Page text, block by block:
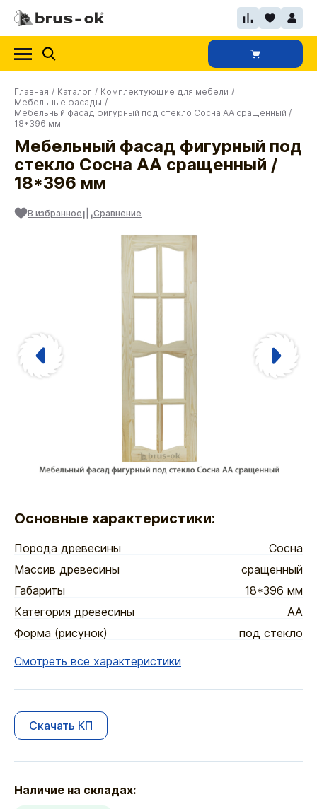
Главная / Каталог / Комплектующие для мебели /
Мебельные фасады /
Мебельный фасад фигурный под стекло Сосна АА сращенный /
18*396 мм
Мебельный фасад фигурный под
стекло Сосна АА сращенный /
18*396 мм
В избранное Сравнение
Основные характеристики:
Порода древесины
Сосна
Массив древесины
сращенный
Габариты
18*396 мм
Категория древесины
АА
Форма (рисунок)
под стекло
Смотреть все характеристики
Скачать КП
Наличие на складах: